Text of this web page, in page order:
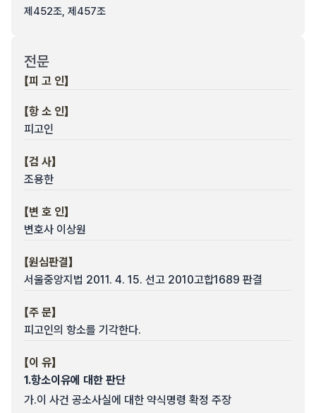
제452조, 제457조
전문
【피 고 인】
【항 소 인】
피고인
【검 사】
조용한
【변 호 인】
변호사 이상원
【원심판결】
서울중앙지법 2011. 4. 15. 선고 2010고합1689 판결
【주 문】
피고인의 항소를 기각한다.
【이 유】
1.항소이유에 대한 판단
가.이 사건 공소사실에 대한 약식명령 확정 주장